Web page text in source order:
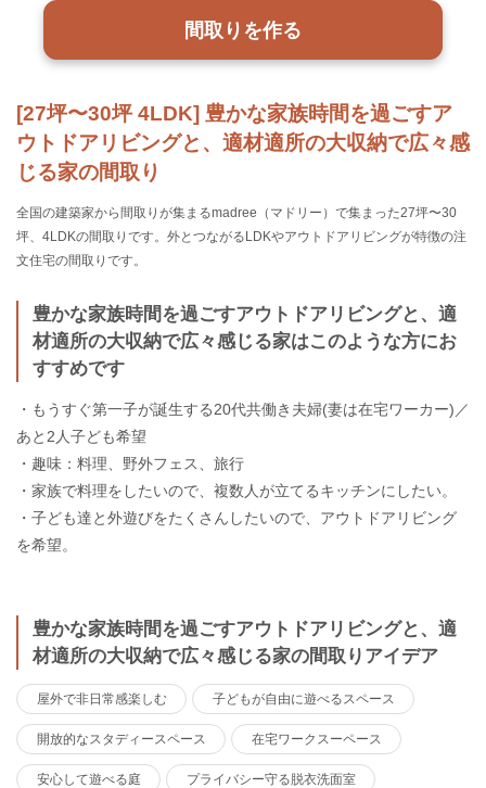
[27坪〜30坪 4LDK] 豊かな家族時間を過ごすア
ウトドアリビングと、適材適所の大収納で広々感
じる家の間取り
全国の建築家から間取りが集まるmadree（マドリー）で集まった27坪〜30
坪、4LDKの間取りです。外とつながるLDKやアウトドアリビングが特徴の注
文住宅の間取りです。
豊かな家族時間を過ごすアウトドアリビングと、適
材適所の大収納で広々感じる家はこのような方にお
すすめです
・もうすぐ第一子が誕生する20代共働き夫婦(妻は在宅ワーカー)／
あと2人子ども希望
・趣味：料理、野外フェス、旅行
・家族で料理をしたいので、複数人が立てるキッチンにしたい。
・子ども達と外遊びをたくさんしたいので、アウトドアリビング
を希望。
豊かな家族時間を過ごすアウトドアリビングと、適
材適所の大収納で広々感じる家の間取りアイデア
屋外で非日常感楽しむ 子どもが自由に遊べるスペース
開放的なスタディースペース 在宅ワークスーペース
安心して遊べる庭 プライバシー守る脱衣洗面室
間取りを作る